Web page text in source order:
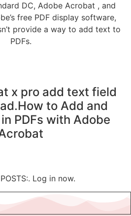
DC, Adobe Acrobat , and
free PDF display software,
provide a way to add text to
PDFs.
x pro add text field
to Add and
PDFs with Adobe
Log in now.